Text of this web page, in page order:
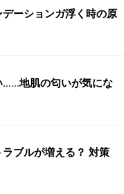
ーションガ浮く時の原
……地肌の匂いが気にな
ブルが増える？ 対策